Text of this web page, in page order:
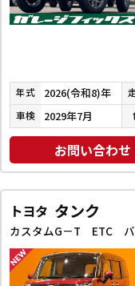
年式 2026(令和8)年
車検 2029年7月
お問い合わせ
トヨタ タンク